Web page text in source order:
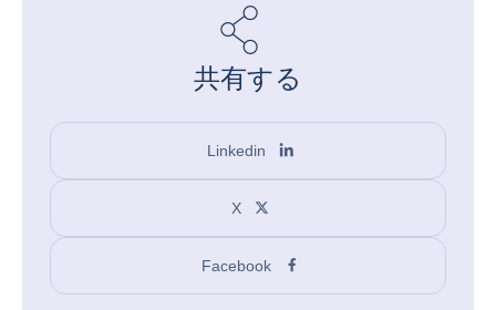
共有する
Linkedin
X
Facebook